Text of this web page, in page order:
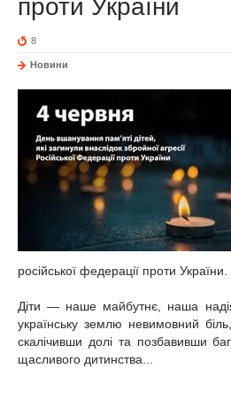
проти України
8
Новини
російської федерації проти України.
Діти — наше майбутнє, наша
українську землю невимовний
скалічивши долі та позбавивши
щасливого дитинства...